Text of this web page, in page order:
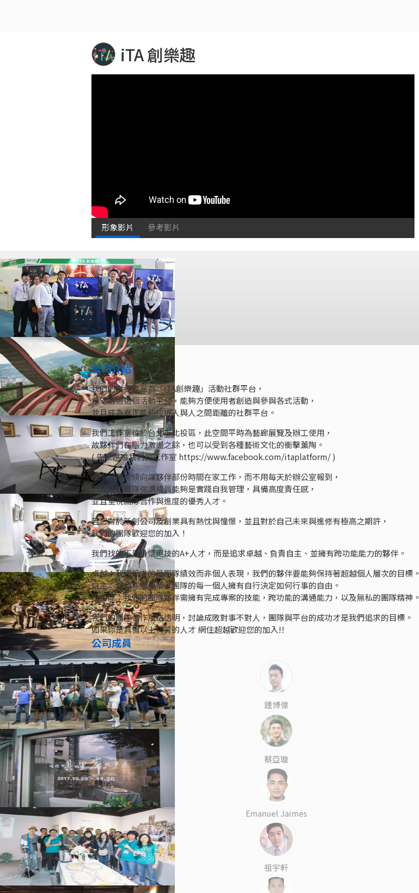
iTA 創樂趣
形象影片 參考影片
公司介紹
我們的主要產品為「iTA創樂趣」活動社群平台，
希望透過這個活動平台，能夠方便使用者創造與參與各式活動，
並且成為真正能夠拉近人與人之間距離的社群平台。
我們工作室位於台北市北投區，此空間平時為藝廊展覽及辦工使用，
故夥伴們在腦力激盪之餘，也可以受到各種藝術文化的衝擊薰陶。
( 先來瞧瞧我們的工作室 https://www.facebook.com/itaplatform/ )
未來我們會傾向讓夥伴部份時間在家工作，而不用每天於辦公室報到，
因此我們團隊強調成員能夠是實踐自我管理，具備高度責任感，
並且重視團隊合作與進度的優秀人才。
若您對於新創公司及創業具有熱忱與憧憬，並且對於自己未來與進修有極高之期許，
我們的團隊歡迎您的加入！
我們找的不是身懷絕技的A+人才，而是追求卓越、負責自主、並擁有跨功能能力的夥伴。
卓越：我們追求的是團隊績效而非個人表現，我們的夥伴要能夠保持著超越個人層次的目標。
自主：我們尊重專業，團隊的每一個人擁有自行決定如何行事的自由。
跨功能：我們的團隊夥伴需擁有完成專案的技能，跨功能的溝通能力，以及無私的團隊精神。
我們的團隊合作風格透明，討論成敗對事不對人，團隊與平台的成功才是我們追求的目標。
如果你是具備以上特質的人才 網住超越歡迎您的加入!!
公司成員 (1/ 5 )
鍾博偉
蔡亞璇
Emanuel Jaimes
祖宇軒